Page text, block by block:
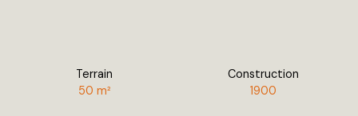
Terrain
50 m²
Construction
1900